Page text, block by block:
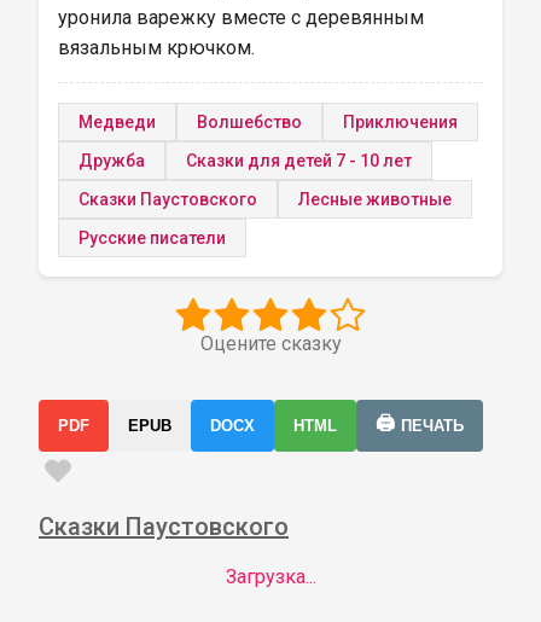
уронила варежку вместе с деревянным
вязальным крючком.
Медведи Волшебство
Приключения
Дружба
Сказки для детей 7 - 10 лет
Сказки Паустовского
Лесные животные
Русские писатели
Оцените сказку
PDF EPUB DOCX HTML 🖨️ ПЕЧАТЬ
Сказки Паустовского
Загрузка...